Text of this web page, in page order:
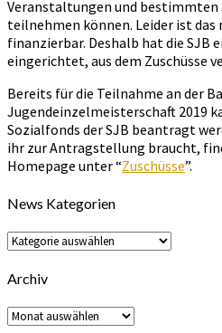
Veranstaltungen und
teilnehmen können. Leider ist
finanzierbar. Deshalb hat die SJB
eingerichtet, aus dem Zuschüsse
Bereits für die Teilnahme an der
Jugendeinzelmeisterschaft 2019
Sozialfonds der SJB beantragt
ihr zur Antragstellung braucht,
Homepage unter “Zuschüsse”.
News Kategorien
News
Kategorien
Archiv
Archiv